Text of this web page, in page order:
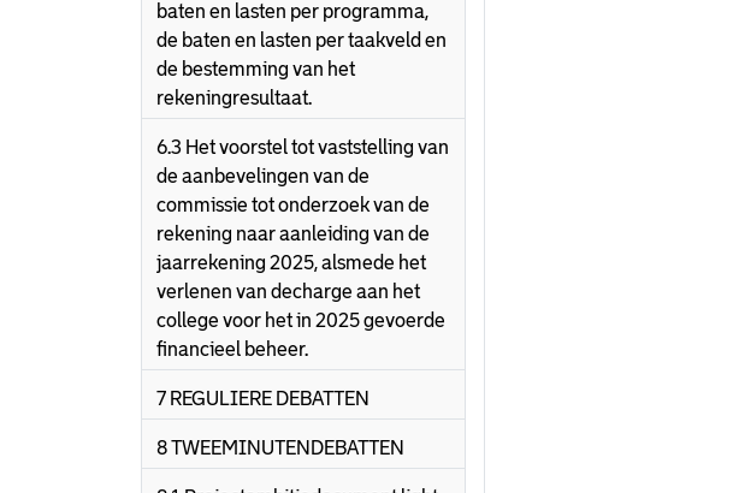
baten en lasten per programma,
de baten en lasten per taakveld en
de bestemming van het
rekeningresultaat.
6.3 Het voorstel tot vaststelling van
de aanbevelingen van de
commissie tot onderzoek van de
rekening naar aanleiding van de
jaarrekening 2025, alsmede het
verlenen van decharge aan het
college voor het in 2025 gevoerde
financieel beheer.
7 REGULIERE DEBATTEN
8 TWEEMINUTENDEBATTEN